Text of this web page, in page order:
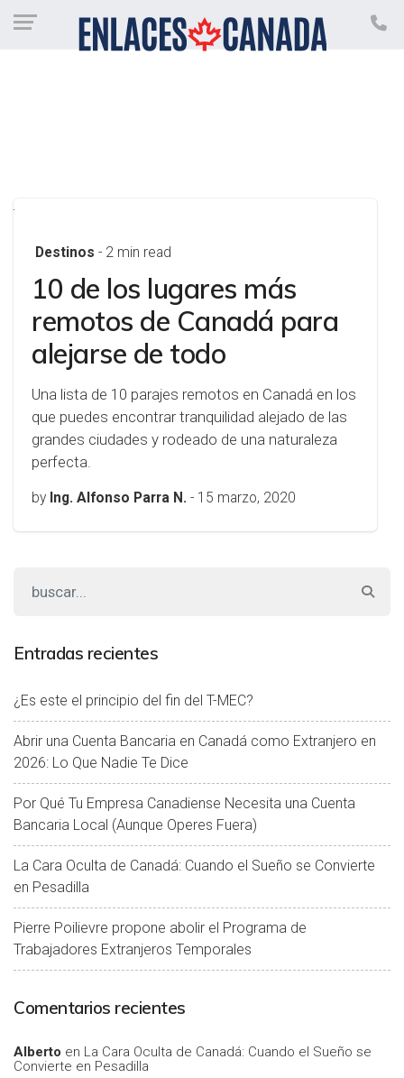
Destinos - 2 min read
10 de los lugares más
remotos de Canadá para
alejarse de todo
Una lista de 10 parajes remotos en Canadá en los
que puedes encontrar tranquilidad alejado de las
grandes ciudades y rodeado de una naturaleza
perfecta.
by Ing. Alfonso Parra N. - 15 marzo, 2020
Entradas recientes
¿Es este el principio del fin del T-MEC?
Abrir una Cuenta Bancaria en Canadá como Extranjero en
2026: Lo Que Nadie Te Dice
Por Qué Tu Empresa Canadiense Necesita una Cuenta
Bancaria Local (Aunque Operes Fuera)
La Cara Oculta de Canadá: Cuando el Sueño se Convierte
en Pesadilla
Pierre Poilievre propone abolir el Programa de
Trabajadores Extranjeros Temporales
Comentarios recientes
Alberto en La Cara Oculta de Canadá: Cuando el Sueño se
Convierte en Pesadilla